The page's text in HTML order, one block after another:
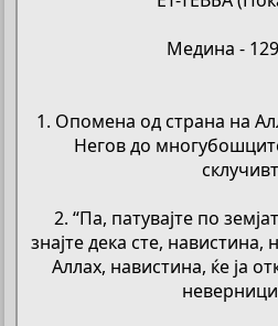
Медина - 129
1. Опомена од страна на
Негов до
2. “Па, патувајте по
знајте дека сте,
Аллах, навистина, ќе ја